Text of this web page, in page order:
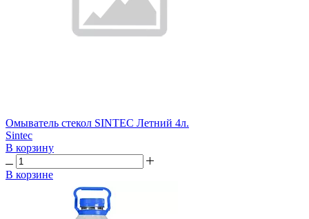
Омыватель стекол SINTEC Летний 4л.
Sintec
В корзину
В корзине